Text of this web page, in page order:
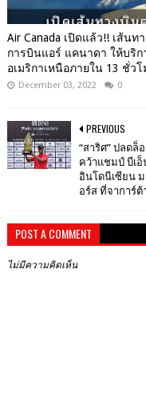
Air Canada เปิดแล้ว!! เส้น
การบินแอร์ แคนาดา ให้บริก
อเมริกาเหนือภายใน 13 ชั่ว
December 03, 2022 0
PREVIOUS
“สาริศ” ปลดล็
คว้าแชมป์ บีเอ็
อินโดนีเซียน ม
อร์ส ที่จาการ์ต้
POST A COMMENT
ไม่มีความคิดเห็น